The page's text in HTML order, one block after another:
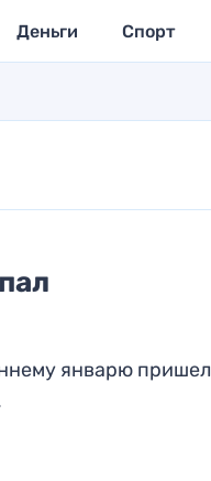
Деньги Спорт
январю пришел